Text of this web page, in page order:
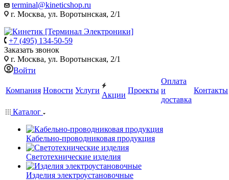
terminal@kineticshop.ru
г. Москва, ул. Воротынская, 2/1
+7 (495) 134-50-59
Заказать звонок
г. Москва, ул. Воротынская, 2/1
Войти
Компания Новости Услуги
Акции
Проекты
Оплата
и
доставка
Контакты
Каталог
Кабельно-проводниковая продукция
Светотехнические изделия
Изделия электроустановочные